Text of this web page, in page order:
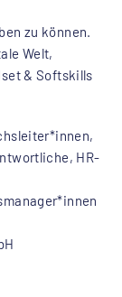
zu können.
Welt,
& Softskills
HR-